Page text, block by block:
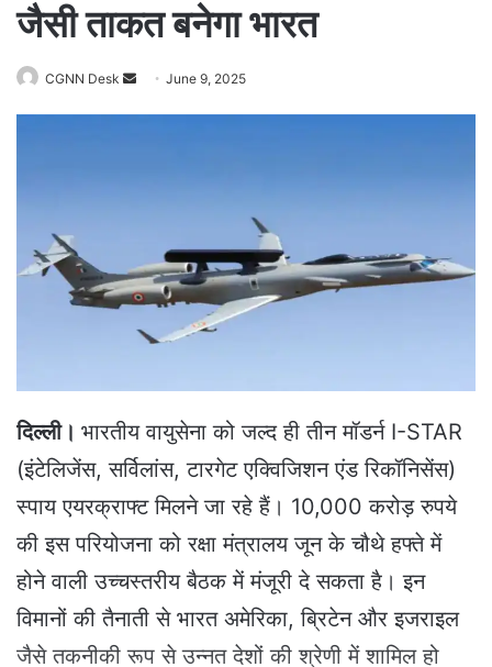
जैसी ताकत बनेगा भारत
CGNN Desk
m
a
June 9, 2025
दिल्ली। भारतीय वायुसेना को जल्द ही तीन मॉडर्न I-STAR
(इंटेलिजेंस, सर्विलांस, टारगेट एक्विजिशन एंड रिकॉनिसेंस)
स्पाय एयरक्राफ्ट मिलने जा रहे हैं। 10,000 करोड़ रुपये
की इस परियोजना को रक्षा मंत्रालय जून के चौथे हफ्ते में
होने वाली उच्चस्तरीय बैठक में मंजूरी दे सकता है। इन
विमानों की तैनाती से भारत अमेरिका, ब्रिटेन और इजराइल
जैसे तकनीकी रूप से उन्नत देशों की श्रेणी में शामिल हो